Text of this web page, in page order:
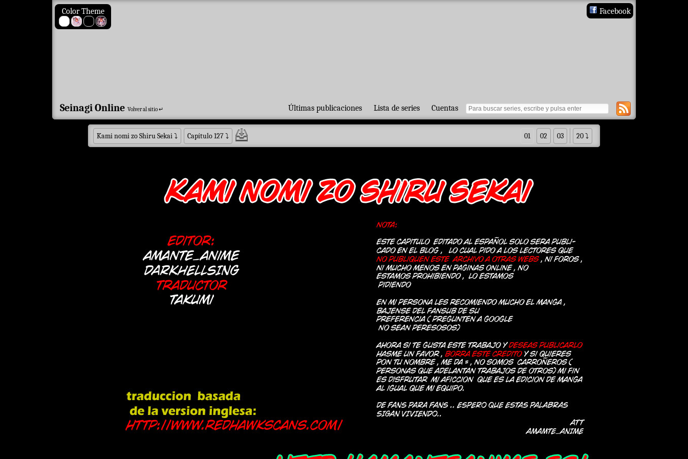
Color Theme Facebook
Últimas publicaciones Lista de series Cuentas
Seinagi Online Volver al sitio ↵
Kami nomi zo Shiru Sekai⤵ Capítulo 127⤵ 20 ⤵
03
02
01